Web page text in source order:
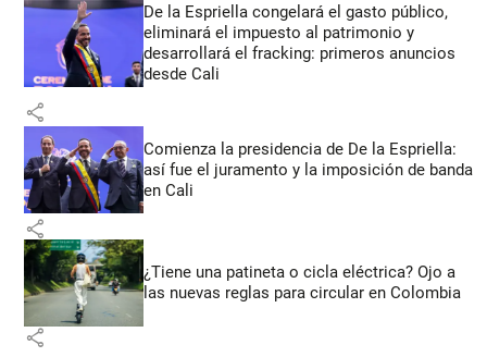
De la Espriella congelará el gasto público,
eliminará el impuesto al patrimonio y
desarrollará el fracking: primeros anuncios
desde Cali
share
Comienza la presidencia de De la Espriella:
así fue el juramento y la imposición de banda
en Cali
share
¿Tiene una patineta o cicla eléctrica? Ojo a
las nuevas reglas para circular en Colombia
share